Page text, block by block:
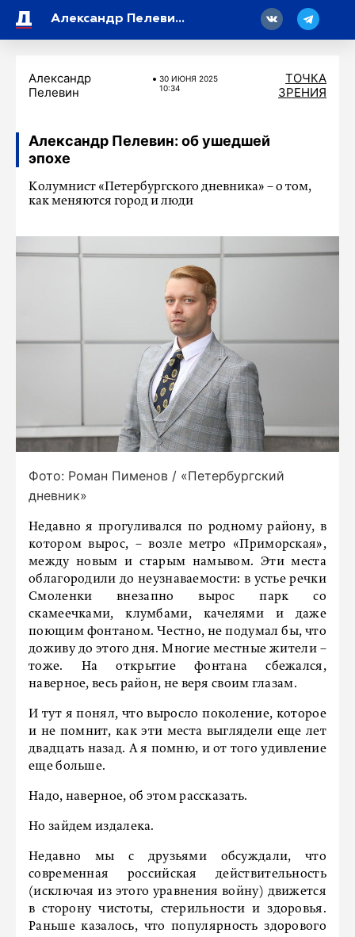
Александр Пелевин: об ушедшей эпохе
Александр
Пелевин
30 ИЮНЯ 2025
10:34
ТОЧКА
ЗРЕНИЯ
Александр Пелевин: об ушедшей
эпохе
Колумнист «Петербургского дневника» – о том,
как меняются город и люди
Фото: Роман Пименов / «Петербургский
дневник»
Недавно я прогуливался по родному району, в
котором вырос, – возле метро «Приморская»,
между новым и старым намывом. Эти места
облагородили до неузнаваемости: в устье речки
Смоленки внезапно вырос парк со
скамеечками, клумбами, качелями и даже
поющим фонтаном. Честно, не подумал бы, что
доживу до этого дня. Многие местные жители –
тоже. На открытие фонтана сбежался,
наверное, весь район, не веря своим глазам.
И тут я понял, что выросло поколение, которое
и не помнит, как эти места выглядели еще лет
двадцать назад. А я помню, и от того удивление
еще больше.
Надо, наверное, об этом рассказать.
Но зайдем издалека.
Недавно мы с друзьями обсуждали, что
современная российская действительность
(исключая из этого уравнения войну) движется
в сторону чистоты, стерильности и здоровья.
Раньше казалось, что популярность здорового